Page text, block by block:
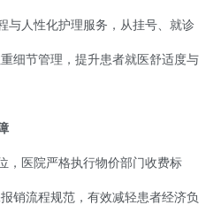
与人性化护理服务，从挂号、就诊
细节管理，提升患者就医舒适度与
，医院严格执行物价部门收费标
销流程规范，有效减轻患者经济负